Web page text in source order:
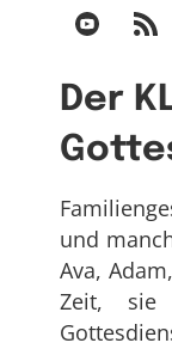
Der
und
Ava,
Zeit, sie